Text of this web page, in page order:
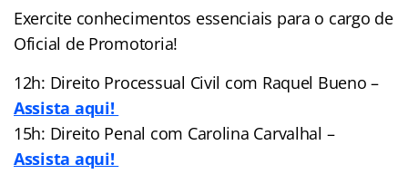
Exercite conhecimentos essenciais para o cargo de
Oficial de Promotoria!
12h: Direito Processual Civil com Raquel Bueno –
Assista aqui!
15h: Direito Penal com Carolina Carvalhal –
Assista aqui!